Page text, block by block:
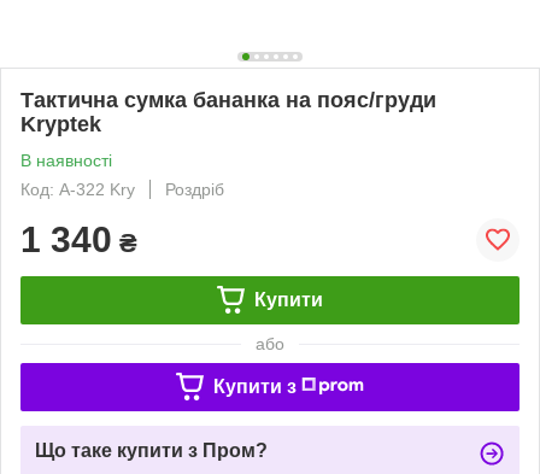
Тактична сумка бананка на пояс/груди
Kryptek
В наявності
Код: A-322 Kry
Роздріб
1 340 ₴
Купити
або
Купити з
Що таке купити з Пром?